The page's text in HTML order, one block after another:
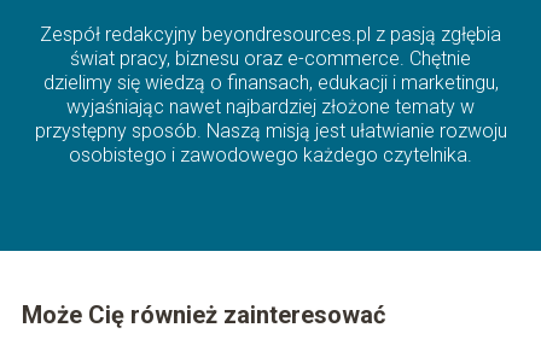
Zespół redakcyjny beyondresources.pl z pasją zgłębia
świat pracy, biznesu oraz e-commerce. Chętnie
dzielimy się wiedzą o finansach, edukacji i marketingu,
wyjaśniając nawet najbardziej złożone tematy w
przystępny sposób. Naszą misją jest ułatwianie rozwoju
osobistego i zawodowego każdego czytelnika.
Może Cię również zainteresować